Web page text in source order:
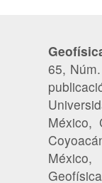
65,
México,